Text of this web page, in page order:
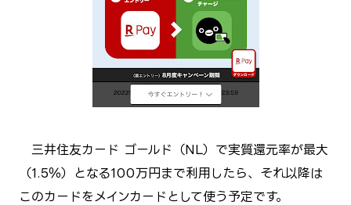
三井住友カード ゴールド（NL）で実質還元率が最大
（1.5％）となる100万円まで利用したら、それ以降は
このカードをメインカードとして使う予定です。